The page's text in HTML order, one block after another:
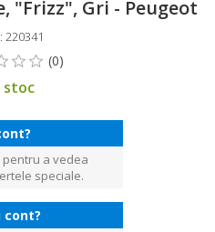
"Frizz", Gri - Peugeot
220341
stoc
pentru a vedea
speciale.
cont?